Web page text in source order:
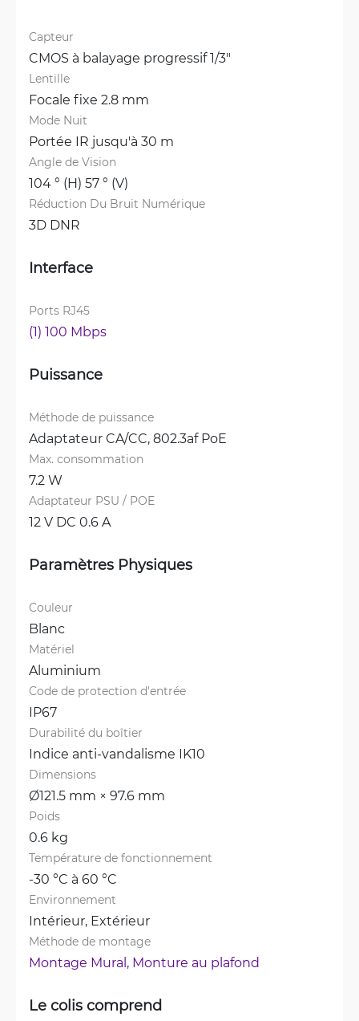
Capteur
CMOS à balayage progressif 1/3"
Lentille
Focale fixe 2.8 mm
Mode Nuit
Portée IR jusqu'à 30 m
Angle de Vision
104 ° (H) 57 ° (V)
Réduction Du Bruit Numérique
3D DNR
Interface
Ports RJ45
(1) 100 Mbps
Puissance
Méthode de puissance
Adaptateur CA/CC, 802.3af PoE
Max. consommation
7.2 W
Adaptateur PSU / POE
12 V DC 0.6 A
Paramètres Physiques
Couleur
Blanc
Matériel
Aluminium
Code de protection d'entrée
IP67
Durabilité du boîtier
Indice anti-vandalisme IK10
Dimensions
Ø121.5 mm × 97.6 mm
Poids
0.6 kg
Température de fonctionnement
-30 °C à 60 °C
Environnement
Intérieur, Extérieur
Méthode de montage
Montage Mural, Monture au plafond
Le colis comprend